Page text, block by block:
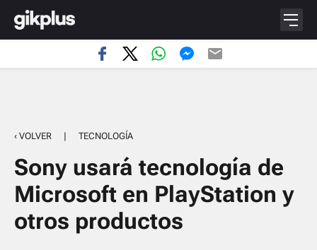
‹ VOLVER | TECNOLOGÍA
Sony usará tecnología de
Microsoft en PlayStation y
otros productos